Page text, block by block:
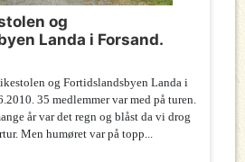
og
Landa i Forsand.
og Fortidslandsbyen Landa i
35 medlemmer var med på turen.
år var det regn og blåst da vi drog
Men humøret var på topp...